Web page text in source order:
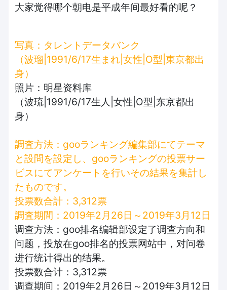
大家觉得哪个朝电是平成年间最好看的呢？
写真：タレントデータバンク
（波瑠|1991/6/17生まれ|女性|O型|東京都出
身）
照片：明星资料库
（波琉|1991/6/17生人|女性|O型|东京都出
身）
調査方法：gooランキング編集部にてテーマ
と設問を設定し、gooランキングの投票サー
ビスにてアンケートを行いその結果を集計し
たものです。
投票数合計：3,312票
調査期間：2019年2月26日～2019年3月12日
调查方法：goo排名编辑部设定了调查方向和
问题，投放在goo排名的投票网站中，对问卷
进行统计得出的结果。
投票数合计：3,312票
调查期间：2019年2月26日～2019年3月12日